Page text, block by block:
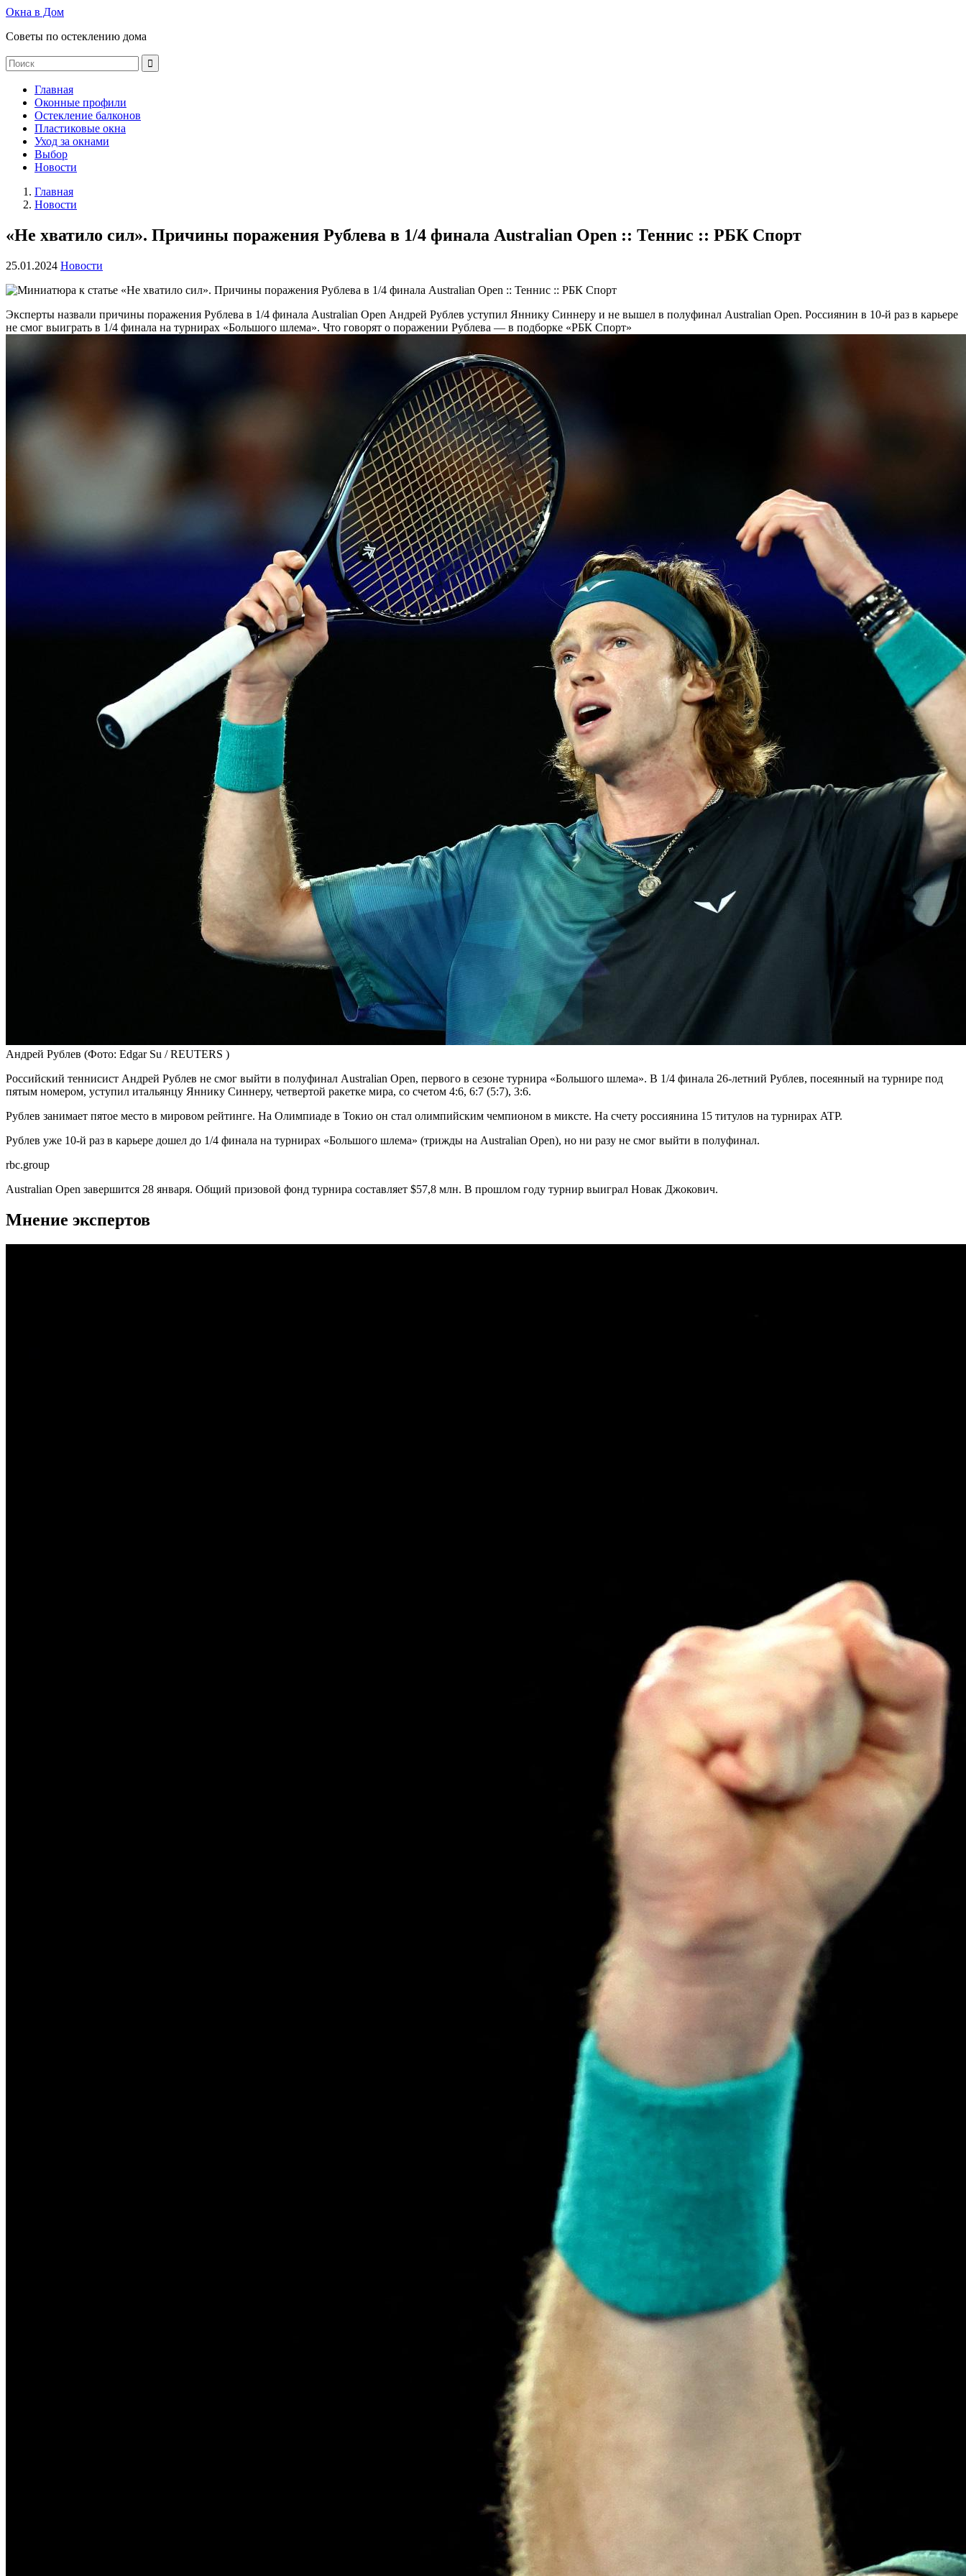
Окна в Дом
Советы по остеклению дома
Главная
Оконные профили
Остекление балконов
Пластиковые окна
Уход за окнами
Выбор
Новости
Главная
Новости
«Не хватило сил». Причины поражения Рублева в 1/4 финала Australian Open :: Теннис :: РБК Спорт
25.01.2024 Новости
Эксперты назвали причины поражения Рублева в 1/4 финала Australian Open Андрей Рублев уступил Яннику Синнеру и не вышел в полуфинал Australian Open. Россиянин в 10-й раз в карьере
не смог выиграть в 1/4 финала на турнирах «Большого шлема». Что говорят о поражении Рублева — в подборке «РБК Спорт»
Андрей Рублев (Фото: Edgar Su / REUTERS )
Российский теннисист Андрей Рублев не смог выйти в полуфинал Australian Open, первого в сезоне турнира «Большого шлема». В 1/4 финала 26-летний Рублев, посеянный на турнире под
пятым номером, уступил итальянцу Яннику Синнеру, четвертой ракетке мира, со счетом 4:6, 6:7 (5:7), 3:6.
Рублев занимает пятое место в мировом рейтинге. На Олимпиаде в Токио он стал олимпийским чемпионом в миксте. На счету россиянина 15 титулов на турнирах ATP.
Рублев уже 10-й раз в карьере дошел до 1/4 финала на турнирах «Большого шлема» (трижды на Australian Open), но ни разу не смог выйти в полуфинал.
rbc.group
Australian Open завершится 28 января. Общий призовой фонд турнира составляет $57,8 млн. В прошлом году турнир выиграл Новак Джокович.
Мнение экспертов